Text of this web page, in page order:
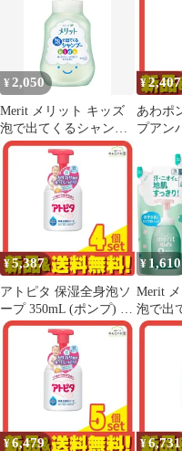
¥2,050
Merit メリット キッズ
泡で出てくるシャンプ
ー ポンプ 300ml
¥2,407
あわポ
プアン
2個セ
¥5,387
アトピタ 保湿全身泡ソ
ープ 350mL (ポンプ) 4
個セット まとめ売り
¥ 1,610
Merit
泡で出
ー つ
¥6,479 ¥6,731